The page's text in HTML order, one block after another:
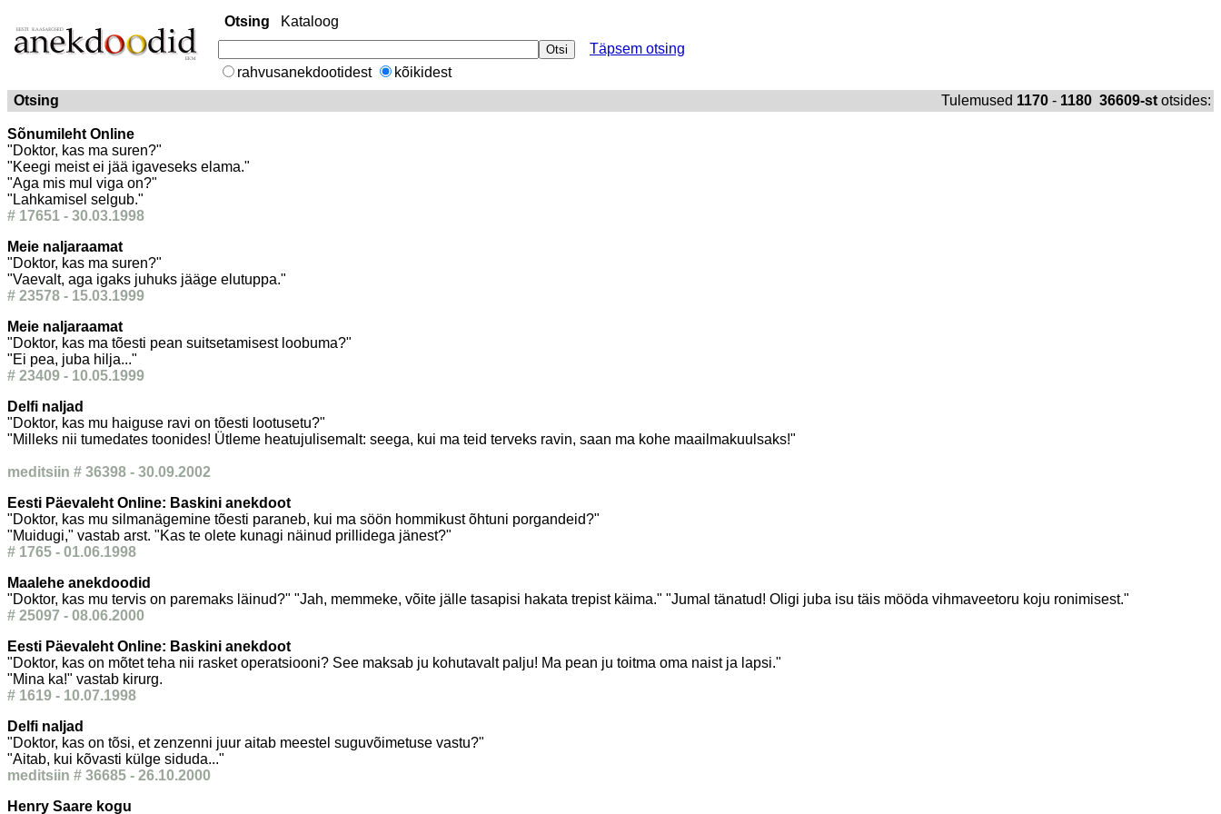
Otsing
Kataloog
Täpsem otsing
rahvusanekdootidest
kõikidest
Otsing
Tulemused 1170 - 1180 36609-st otsides:
Sõnumileht Online
"Doktor, kas ma suren?"
"Keegi meist ei jää igaveseks elama."
"Aga mis mul viga on?"
"Lahkamisel selgub."
# 17651 - 30.03.1998
Meie naljaraamat
"Doktor, kas ma suren?"
"Vaevalt, aga igaks juhuks jääge elutuppa."
# 23578 - 15.03.1999
Meie naljaraamat
"Doktor, kas ma tõesti pean suitsetamisest loobuma?"
"Ei pea, juba hilja..."
# 23409 - 10.05.1999
Delfi naljad
"Doktor, kas mu haiguse ravi on tõesti lootusetu?"
"Milleks nii tumedates toonides! Ütleme heatujulisemalt: seega, kui ma teid terveks ravin, saan ma kohe maailmakuulsaks!"
meditsiin # 36398 - 30.09.2002
Eesti Päevaleht Online: Baskini anekdoot
"Doktor, kas mu silmanägemine tõesti paraneb, kui ma söön hommikust õhtuni porgandeid?"
"Muidugi," vastab arst. "Kas te olete kunagi näinud prillidega jänest?"
# 1765 - 01.06.1998
Maalehe anekdoodid
"Doktor, kas mu tervis on paremaks läinud?" "Jah, memmeke, võite jälle tasapisi hakata trepist käima." "Jumal tänatud! Oligi juba isu täis mööda vihmaveetoru koju ronimisest."
# 25097 - 08.06.2000
Eesti Päevaleht Online: Baskini anekdoot
"Doktor, kas on mõtet teha nii rasket operatsiooni? See maksab ju kohutavalt palju! Ma pean ju toitma oma naist ja lapsi."
"Mina ka!" vastab kirurg.
# 1619 - 10.07.1998
Delfi naljad
"Doktor, kas on tõsi, et zenzenni juur aitab meestel suguvõimetuse vastu?"
"Aitab, kui kõvasti külge siduda..."
meditsiin # 36685 - 26.10.2000
Henry Saare kogu